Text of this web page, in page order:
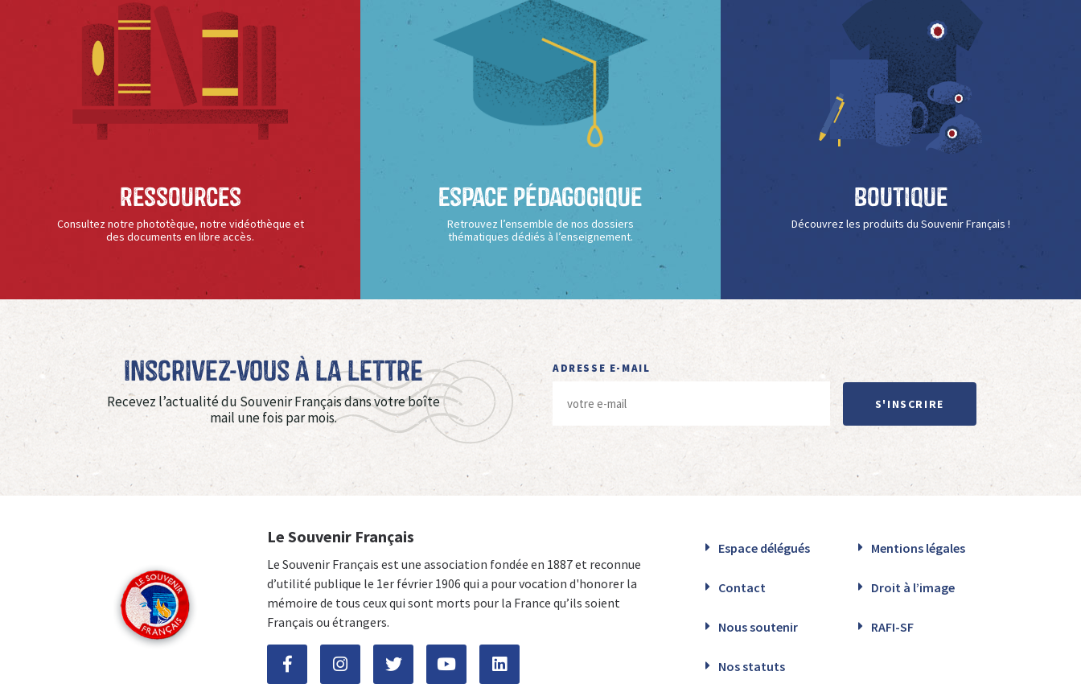
Ressources
Consultez notre phototèque, notre vidéothèque et
des documents en libre accès.
Espace Pédagogique
Retrouvez l’ensemble de nos dossiers
thématiques dédiés à l’enseignement.
Boutique
Découvrez les produits du Souvenir Français !
Inscrivez-vous à La Lettre
Recevez l’actualité du Souvenir Français dans votre boîte
mail une fois par mois.
ADRESSE E-MAIL
S'INSCRIRE
Le Souvenir Français
Le Souvenir Français est une association fondée en 1887 et reconnue
d’utilité publique le 1er février 1906 qui a pour vocation d'honorer la
mémoire de tous ceux qui sont morts pour la France qu’ils soient
Français ou étrangers.
Espace délégués Mentions légales
Contact Droit à l’image
Nous soutenir RAFI-SF
Nos statuts